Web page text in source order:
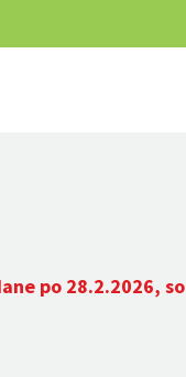
po 28.2.2026, so